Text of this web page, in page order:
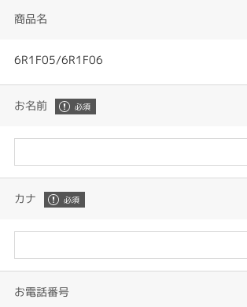
商品名
6R1F05/6R1F06
お名前
カナ
お電話番号